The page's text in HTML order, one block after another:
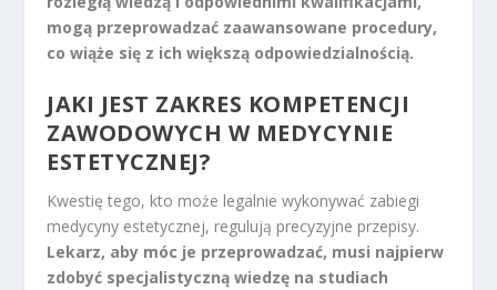
mogą przeprowadzać zaawansowane procedury,
co wiąże się z ich większą odpowiedzialnością.
JAKI JEST ZAKRES KOMPETENCJI
ZAWODOWYCH W MEDYCYNIE
ESTETYCZNEJ?
Kwestię tego, kto może legalnie wykonywać zabiegi
medycyny estetycznej, regulują precyzyjne przepisy.
Lekarz, aby móc je przeprowadzać, musi najpierw
zdobyć specjalistyczną wiedzę na studiach